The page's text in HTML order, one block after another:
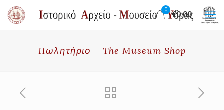
0
€0.00
Πωλητήριο – The Museum Shop